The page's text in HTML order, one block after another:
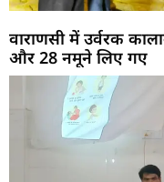
वाराणसी में उर्वरक
और 28 नमूने लिए गए